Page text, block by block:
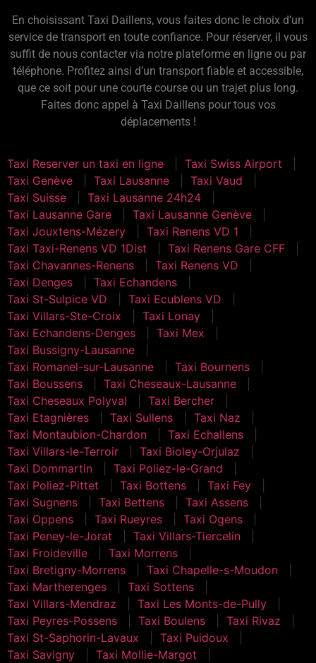
En choisissant Taxi Daillens, vous faites donc le choix d’un
service de transport en toute confiance. Pour réserver, il vous
suffit de nous contacter via notre plateforme en ligne ou par
téléphone. Profitez ainsi d’un transport fiable et accessible,
que ce soit pour une courte course ou un trajet plus long.
Faites donc appel à Taxi Daillens pour tous vos
déplacements !
Taxi Reserver un taxi en ligne
Taxi Swiss Airport
Taxi Genève
Taxi Lausanne
Taxi Vaud
Taxi Suisse
Taxi Lausanne 24h24
Taxi Lausanne Gare
Taxi Lausanne Genève
Taxi Jouxtens-Mézery
Taxi Renens VD 1
Taxi Taxi-Renens VD 1Dist
Taxi Renens Gare CFF
Taxi Chavannes-Renens
Taxi Renens VD
Taxi Denges
Taxi Echandens
Taxi St-Sulpice VD
Taxi Ecublens VD
Taxi Villars-Ste-Croix
Taxi Lonay
Taxi Echandens-Denges
Taxi Mex
Taxi Bussigny-Lausanne
Taxi Romanel-sur-Lausanne
Taxi Bournens
Taxi Boussens
Taxi Cheseaux-Lausanne
Taxi Cheseaux Polyval
Taxi Bercher
Taxi Etagnières
Taxi Sullens
Taxi Naz
Taxi Montaubion-Chardon
Taxi Echallens
Taxi Villars-le-Terroir
Taxi Bioley-Orjulaz
Taxi Dommartin
Taxi Poliez-le-Grand
Taxi Poliez-Pittet
Taxi Bottens
Taxi Fey
Taxi Sugnens
Taxi Bettens
Taxi Assens
Taxi Oppens
Taxi Rueyres
Taxi Ogens
Taxi Peney-le-Jorat
Taxi Villars-Tiercelin
Taxi Froideville
Taxi Morrens
Taxi Bretigny-Morrens
Taxi Chapelle-s-Moudon
Taxi Martherenges
Taxi Sottens
Taxi Villars-Mendraz
Taxi Les Monts-de-Pully
Taxi Peyres-Possens
Taxi Boulens
Taxi Rivaz
Taxi St-Saphorin-Lavaux
Taxi Puidoux
Taxi Savigny
Taxi Mollie-Margot